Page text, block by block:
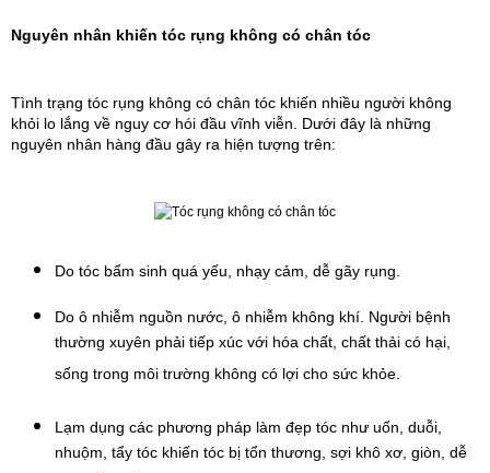
Nguyên nhân khiến tóc rụng không có chân tóc
Tình trạng tóc rụng không có chân tóc khiến nhiều người không
khỏi lo lắng về nguy cơ hói đầu vĩnh viễn. Dưới đây là những
nguyên nhân hàng đầu gây ra hiện tượng trên:
Do tóc bẩm sinh quá yếu, nhạy cảm, dễ gãy rụng.
Do ô nhiễm nguồn nước, ô nhiễm không khí. Người bệnh
thường xuyên phải tiếp xúc với hóa chất, chất thải có hại,
sống trong môi trường không có lợi cho sức khỏe.
Lạm dụng các phương pháp làm đẹp tóc như uốn, duỗi,
nhuộm, tẩy tóc khiến tóc bị tổn thương, sợi khô xơ, giòn, dễ